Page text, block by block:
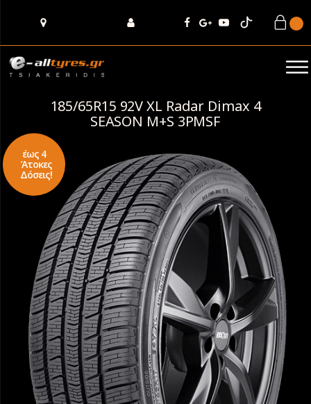
185/65R15 92V XL Radar Dimax 4
SEASON M+S 3PMSF
έως 4
Άτοκες
Δόσεις!